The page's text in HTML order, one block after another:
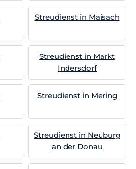
Streudienst in Maisach
Streudienst in Markt
Indersdorf
Streudienst in Mering
Streudienst in Neuburg
an der Donau